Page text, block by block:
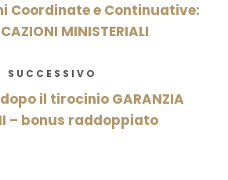
Coordinate e Continuative:
MINISTERIALI
SUCCESSIVO
il tirocinio GARANZIA
– bonus raddoppiato